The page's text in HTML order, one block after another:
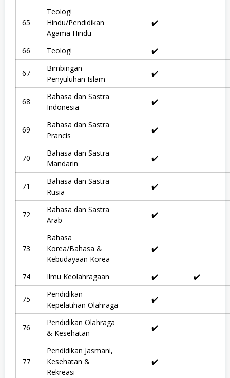
65
Teologi
Hindu/Pendidikan
Agama Hindu
✔️
66 Teologi ✔️
67
Bimbingan
Penyuluhan Islam
✔️
68
Bahasa dan Sastra
Indonesia
✔️
69
Bahasa dan Sastra
Prancis
✔️
70
Bahasa dan Sastra
Mandarin
✔️
71
Bahasa dan Sastra
Rusia
✔️
72
Bahasa dan Sastra
Arab
✔️
73
Bahasa
Korea/Bahasa &
Kebudayaan Korea
✔️
74 Ilmu Keolahragaan ✔️ ✔️
75
Pendidikan
Kepelatihan Olahraga
✔️
76
Pendidikan Olahraga
& Kesehatan
✔️
77
Pendidikan Jasmani,
Kesehatan &
Rekreasi
✔️